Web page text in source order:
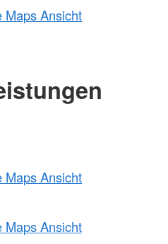
Maps Ansicht
Maps Ansicht
Maps Ansicht